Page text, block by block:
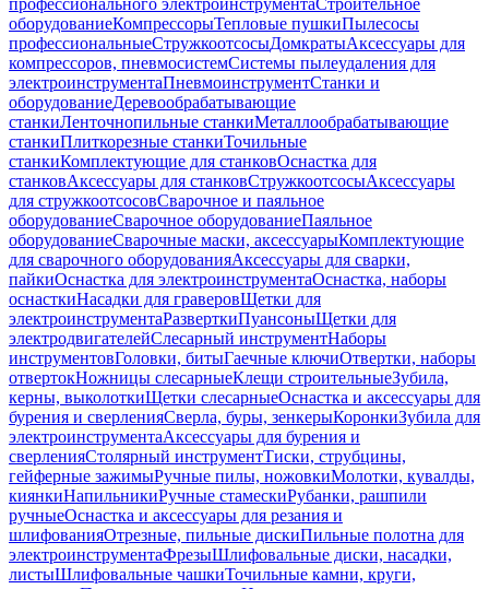
профессионального электроинструментаСтроительное
оборудованиеКомпрессорыТепловые пушкиПылесосы
профессиональныеСтружкоотсосыДомкратыАксессуары для
компрессоров, пневмосистемСистемы пылеудаления для
электроинструментаПневмоинструментСтанки и
оборудованиеДеревообрабатывающие
станкиЛенточнопильные станкиМеталлообрабатывающие
станкиПлиткорезные станкиТочильные
станкиКомплектующие для станковОснастка для
станковАксессуары для станковСтружкоотсосыАксессуары
для стружкоотсосовСварочное и паяльное
оборудованиеСварочное оборудованиеПаяльное
оборудованиеСварочные маски, аксессуарыКомплектующие
для сварочного оборудованияАксессуары для сварки,
пайкиОснастка для электроинструментаОснастка, наборы
оснасткиНасадки для граверовЩетки для
электроинструментаРазверткиПуансоныЩетки для
электродвигателейСлесарный инструментНаборы
инструментовГоловки, битыГаечные ключиОтвертки, наборы
отвертокНожницы слесарныеКлещи строительныеЗубила,
керны, выколоткиЩетки слесарныеОснастка и аксессуары для
бурения и сверленияСверла, буры, зенкерыКоронкиЗубила для
электроинструментаАксессуары для бурения и
сверленияСтолярный инструментТиски, струбцины,
гейферные зажимыРучные пилы, ножовкиМолотки, кувалды,
киянкиНапильникиРучные стамескиРубанки, рашпили
ручныеОснастка и аксессуары для резания и
шлифованияОтрезные, пильные дискиПильные полотна для
электроинструментаФрезыШлифовальные диски, насадки,
листыШлифовальные чашкиТочильные камни, круги,